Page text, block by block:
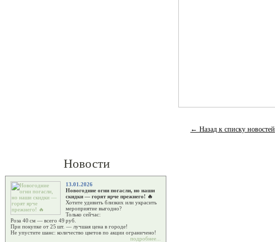
Новости
13.01.2026
Новогодние огни погасли, но наши
скидки — горят ярче прежнего! 🔥
Хотите удивить близких или украсить
мероприятие выгодно?
Только сейчас:
Роза 40 см — всего 49 руб.
При покупке от 25 шт. — лучшая цена в городе!
Не упустите шанс: количество цветов по акции ограничено!
подробнее...
← Назад к списку новостей